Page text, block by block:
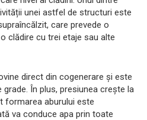
unei astfel de structuri este
care prevede o
clădire cu trei etaje sau alte
direct din cogenerare și este
În plus, presiunea crește la
formarea aburului este
va conduce apa prin toate